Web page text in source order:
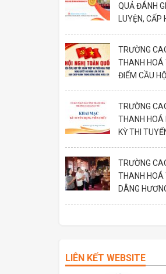
QUẢ ĐÁNH
LUYỆN, CẤP
TRƯỜNG
THANH HOÁ
ĐIỂM CẦU
TRƯỜNG
THANH HOÁ
KỲ THI
TRƯỜNG
THANH HOÁ
DÂNG
LIÊN KẾT WEBSITE